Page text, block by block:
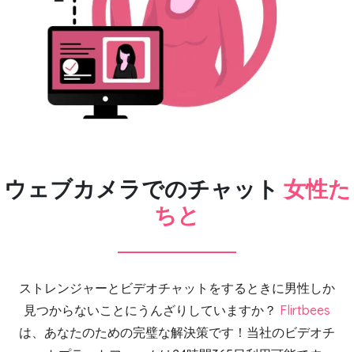
ウェブカメラでのチャット 女性た
ちと
ストレンジャーとビデオチャットをするときに男性しか
見つからないことにうんざりしていますか？ Flirtbees
は、あなたのための完璧な解決策です！当社のビデオチ